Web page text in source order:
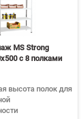
MS Strong
c 8 полками
высота полок для